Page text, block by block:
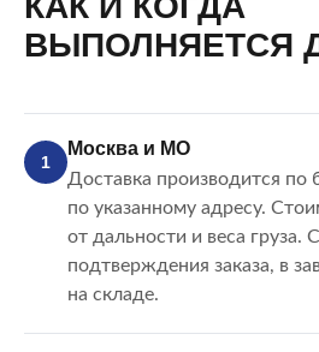
ВЫПОЛНЯЕТСЯ
1
Москва и МО
Доставка производится по
по указанному адресу.
от дальности и веса груза.
подтверждения заказа, в
на складе.